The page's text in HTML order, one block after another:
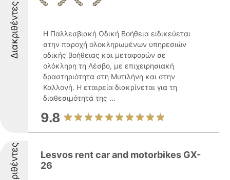
Διακριθέντες
Η Παλλεσβιακή Οδική Βοήθεια ειδικεύεται
στην παροχή ολοκληρωμένων υπηρεσιών
οδικής βοήθειας και μεταφορών σε
ολόκληρη τη Λέσβο, με επιχειρησιακή
δραστηριότητα στη Μυτιλήνη και στην
Καλλονή. Η εταιρεία διακρίνεται για τη
διαθεσιμότητά της ...
9.8
Lesvos rent car and motorbikes GX-
26